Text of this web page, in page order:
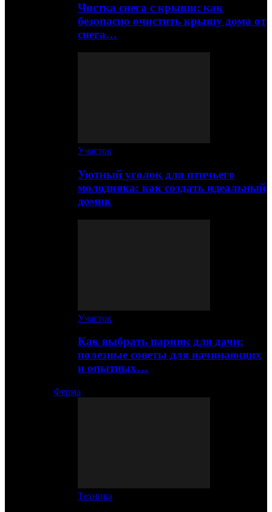
Чистка снега с крыши: как
безопасно очистить крышу дома от
снега…
Участок
Уютный уголок для птичьего
молодняка: как создать идеальный
домик
Участок
Как выбрать парник для дачи:
полезные советы для начинающих
и опытных…
Ферма
Техника